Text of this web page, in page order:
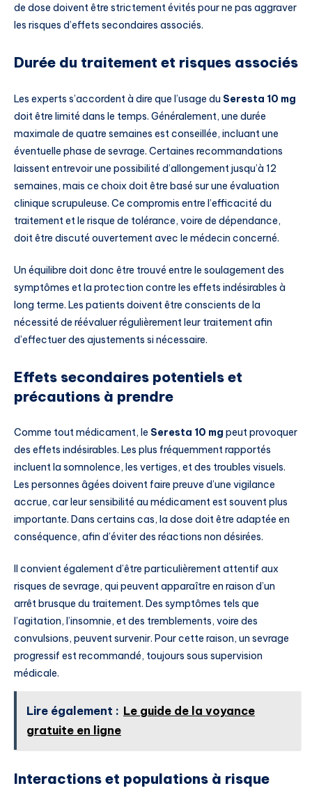
de dose doivent être strictement évités pour ne pas aggraver
les risques d’effets secondaires associés.
Durée du traitement et risques associés
Les experts s’accordent à dire que l’usage du Seresta 10 mg
doit être limité dans le temps. Généralement, une durée
maximale de quatre semaines est conseillée, incluant une
éventuelle phase de sevrage. Certaines recommandations
laissent entrevoir une possibilité d’allongement jusqu’à 12
semaines, mais ce choix doit être basé sur une évaluation
clinique scrupuleuse. Ce compromis entre l’efficacité du
traitement et le risque de tolérance, voire de dépendance,
doit être discuté ouvertement avec le médecin concerné.
Un équilibre doit donc être trouvé entre le soulagement des
symptômes et la protection contre les effets indésirables à
long terme. Les patients doivent être conscients de la
nécessité de réévaluer régulièrement leur traitement afin
d’effectuer des ajustements si nécessaire.
Effets secondaires potentiels et
précautions à prendre
Comme tout médicament, le Seresta 10 mg peut provoquer
des effets indésirables. Les plus fréquemment rapportés
incluent la somnolence, les vertiges, et des troubles visuels.
Les personnes âgées doivent faire preuve d’une vigilance
accrue, car leur sensibilité au médicament est souvent plus
importante. Dans certains cas, la dose doit être adaptée en
conséquence, afin d’éviter des réactions non désirées.
Il convient également d’être particulièrement attentif aux
risques de sevrage, qui peuvent apparaître en raison d’un
arrêt brusque du traitement. Des symptômes tels que
l’agitation, l’insomnie, et des tremblements, voire des
convulsions, peuvent survenir. Pour cette raison, un sevrage
progressif est recommandé, toujours sous supervision
médicale.
Lire également : Le guide de la voyance
gratuite en ligne
Interactions et populations à risque